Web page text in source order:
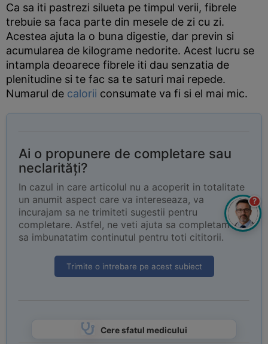
Ca sa iti pastrezi silueta pe timpul verii, fibrele
trebuie sa faca parte din mesele de zi cu zi.
Acestea ajuta la o buna digestie, dar previn si
acumularea de kilograme nedorite. Acest lucru se
intampla deoarece fibrele iti dau senzatia de
plenitudine si te fac sa te saturi mai repede.
Numarul de calorii consumate va fi si el mai mic.
Ai o propunere de completare sau
neclarități?
In cazul in care articolul nu a acoperit in totalitate
un anumit aspect care va intereseaza, va
incurajam sa ne trimiteti sugestii pentru
completare. Astfel, ne veti ajuta sa completam si
sa imbunatatim continutul pentru toti cititorii.
Trimite o intrebare pe acest subiect
Cere sfatul medicului
?